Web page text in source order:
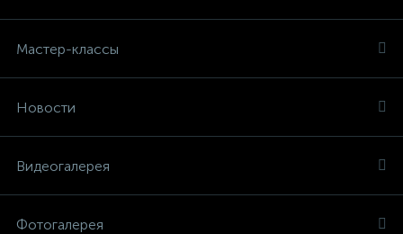
Мастер-классы
Новости
Видеогалерея
Фотогалерея